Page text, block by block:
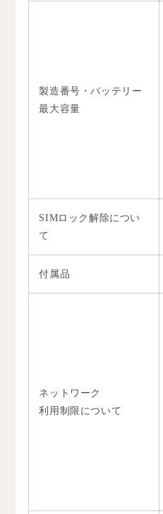
製造番号・バッテリー
最大容量
SIMロック解除につい
て
付属品
ネットワーク
利用制限について